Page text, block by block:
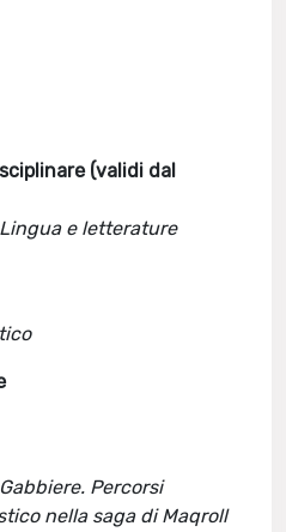
(validi dal
e letterature
Percorsi
nella saga di Maqroll